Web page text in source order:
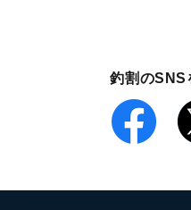
釣割のSNS